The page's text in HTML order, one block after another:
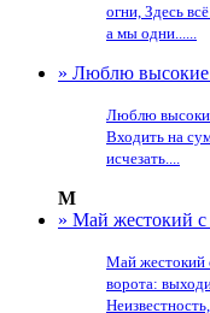
огни, Здесь
а мы одни......
» Люблю высокие
Люблю
Входить на
исчезать....
М
» Май жестокий
Май жестокий
ворота: